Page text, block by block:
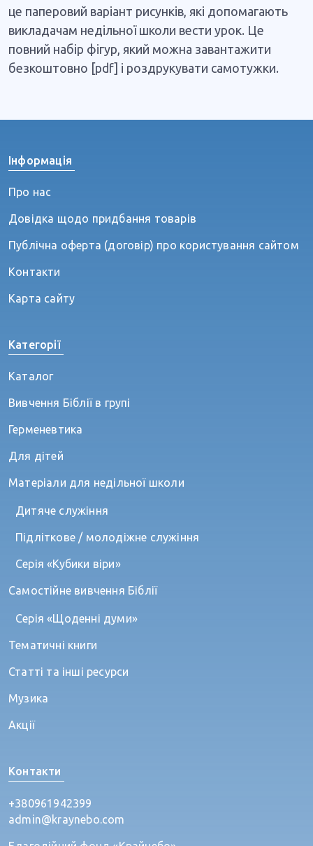
це паперовий варіант рисунків, які допомагають
викладачам недільної школи вести урок. Це
повний набір фігур, який можна завантажити
безкоштовно [pdf] і роздрукувати самотужки.
Інформація
Про нас
Довідка щодо придбання товарів
Публічна оферта (договір) про користування сайтом
Контакти
Карта сайту
Категорії
Каталог
Вивчення Біблії в групі
Герменевтика
Для дітей
Матеріали для недільної школи
Дитяче служіння
Підліткове / молодіжне служіння
Серія «Кубики віри»
Самостійне вивчення Біблії
Серія «Щоденні думи»
Тематичні книги
Статті та інші ресурси
Музика
Акції
Контакти
+380961942399
admin@kraynebo.com